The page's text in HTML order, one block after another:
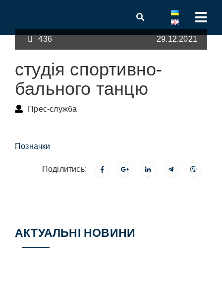
436 29.12.2021
студія спортивно-
бального танцю
Прес-служба
Позначки
Поділитись:
АКТУАЛЬНІ НОВИНИ